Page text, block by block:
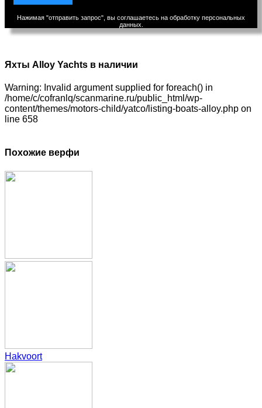
Нажимая "отправить запрос", вы соглашаетесь на обработку персональных
данных.
Яхты Alloy Yachts в наличии
Warning: Invalid argument supplied for foreach() in
/home/c/cofranlq/scanmarine.ru/public_html/wp-
content/themes/motors-child/yatco/listing-boats-alloy.php on
line 658
Похожие верфи
Hakvoort